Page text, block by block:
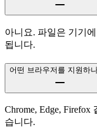
아니요. 파일은 기기
됩니다.
어떤 브라우저를 지원하
Chrome, Edge,
습니다.